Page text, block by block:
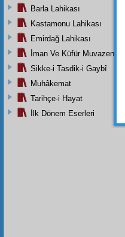
Barla Lahikası
Kastamonu Lahikası
Emirdağ Lahikası
İman Ve Küfür Muvazeneleri
Sikke-i Tasdik-i Gaybî
Muhâkemat
Tarihçe-i Hayat
İlk Dönem Eserleri